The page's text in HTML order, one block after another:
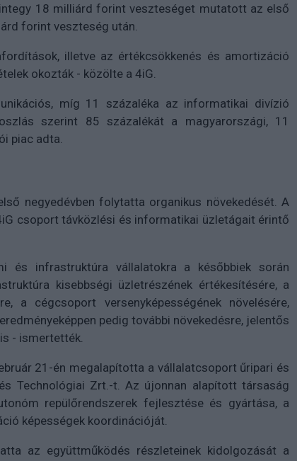
18 milliárd forint veszteséget mutatott az első
forint veszteség után.
illetve az értékcsökkenés és amortizáció
okozták - közölte a 4iG.
míg 11 százaléka az informatikai divízió
szerint 85 százalékát a magyarországi, 11
piac adta.
negyedévben folytatta organikus növekedését. A
csoport távközlési és informatikai üzletágait érintő
és infrastruktúra vállalatokra a későbbiek során
kisebbségi üzletrészének értékesítésére, a
a cégcsoport versenyképességének növelésére,
pedig további növekedésre, jelentős
- ismertették.
21-én megalapította a vállalatcsoport űripari és
Technológiai Zrt.-t. Az újonnan alapított társaság
repülőrendszerek fejlesztése és gyártása, a
képességek koordinációját.
az együttműködés részleteinek kidolgozását a